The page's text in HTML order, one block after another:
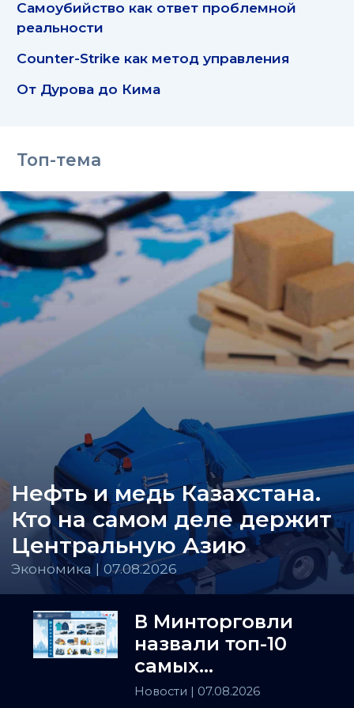
Самоубийство как ответ проблемной
реальности
Counter-Strike как метод управления
От Дурова до Кима
Топ-тема
Нефть и медь Казахстана.
Кто на самом деле держит
Центральную Азию
Экономика | 07.08.2026
В Минторговли
назвали топ-10
самых
популярных
Новости | 07.08.2026